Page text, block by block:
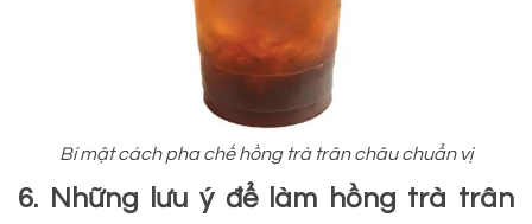
Bí mật cách pha chế hồng trà trân châu chuẩn vị
6. Những lưu ý để làm hồng trà trân